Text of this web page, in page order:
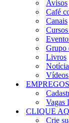
Avisos
Café
Canais
Grupo
Livros
Vídeos
EMPREGOS
Vagas
CLIQUE
Crie